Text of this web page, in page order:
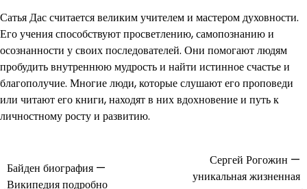
Сатья Дас считается великим учителем и мастером духовности.
Его учения способствуют просветлению, самопознанию и
осознанности у своих последователей. Они помогают людям
пробудить внутреннюю мудрость и найти истинное счастье и
благополучие. Многие люди, которые слушают его проповеди
или читают его книги, находят в них вдохновение и путь к
личностному росту и развитию.
Навигация
Байден биография —
Википедия подробно
Сергей Рогожин —
уникальная жизненная